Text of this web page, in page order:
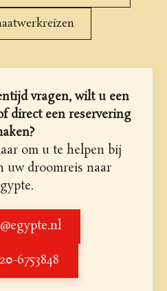
vragen, wilt u een
direct een reservering
om u te helpen bij
uw droomreis naar
6753848